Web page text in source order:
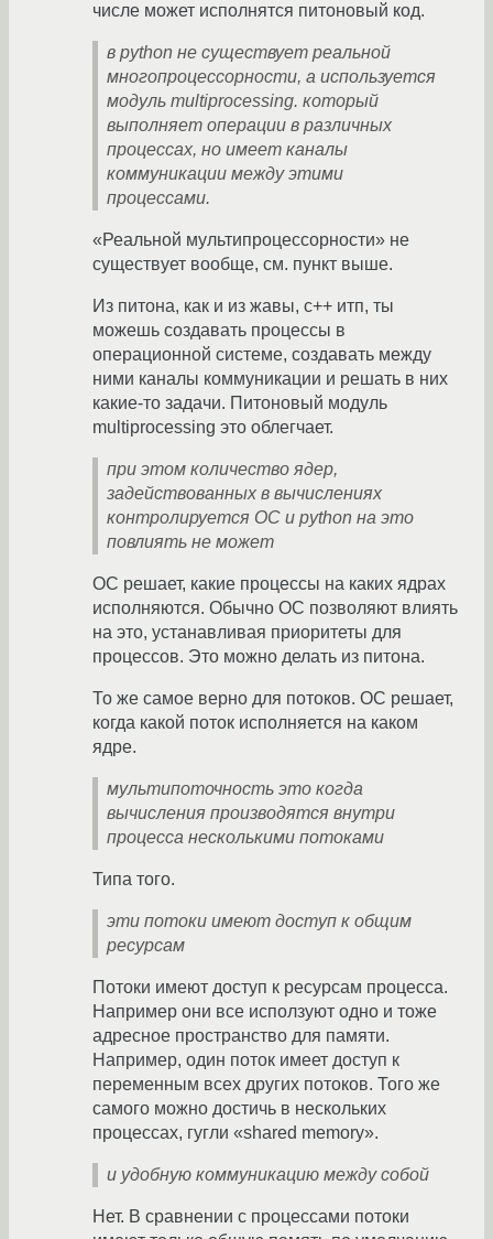
числе может исполнятся питоновый код.
в python не существует реальной
многопроцессорности, а используется
модуль multiprocessing. который
выполняет операции в различных
процессах, но имеет каналы
коммуникации между этими
процессами.
«Реальной мультипроцессорности» не
существует вообще, см. пункт выше.
Из питона, как и из жавы, с++ итп, ты
можешь создавать процессы в
операционной системе, создавать между
ними каналы коммуникации и решать в них
какие-то задачи. Питоновый модуль
multiprocessing это облегчает.
при этом количество ядер,
задействованных в вычислениях
контролируется ОС и python на это
повлиять не может
ОС решает, какие процессы на каких ядрах
исполняются. Обычно ОС позволяют влиять
на это, устанавливая приоритеты для
процессов. Это можно делать из питона.
То же самое верно для потоков. ОС решает,
когда какой поток исполняется на каком
ядре.
мультипоточность это когда
вычисления производятся внутри
процесса несколькими потоками
Типа того.
эти потоки имеют доступ к общим
ресурсам
Потоки имеют доступ к ресурсам процесса.
Например они все исползуют одно и тоже
адресное пространство для памяти.
Например, один поток имеет доступ к
переменным всех других потоков. Того же
самого можно достичь в нескольких
процессах, гугли «shared memory».
и удобную коммуникацию между собой
Нет. В сравнении с процессами потоки